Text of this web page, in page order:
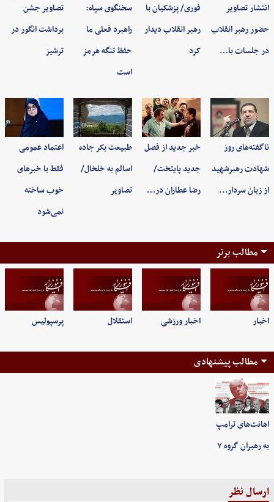
انتشار تصاویر
حضور رهبر انقلاب
در جلسات با…
فوری/ پزشکیان با
رهبر انقلاب دیدار
کرد
سخنگوی سپاه:
راهبرد فعلی ما
حفظ تنگه هرمز
است
تصاویر جشن
برداشت انگور در
ترشیز
ناگفته‌های روز
شهادت رهبرشهید
از زبان سردار…
خبر جدید از فصل
جدید پایتخت/
رضا عطاران در…
طبیعت بکر جاده
اسالم به خلخال/
تصاویر
اعتماد عمومی
فقط با خبرهای
خوب ساخته
نمی‌شود
مطالب برتر
اخبار اخبار ورزشی استقلال پرسپولیس
مطالب پیشنهادی
اهانت‌های ترامپ
به رهبران گروه ۷
ارسال نظر